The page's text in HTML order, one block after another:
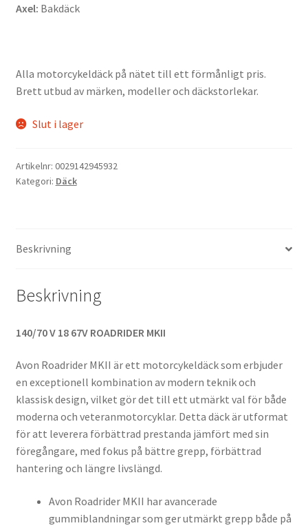
Axel: Bakdäck
Alla motorcykeldäck på nätet till ett förmånligt pris.
Brett utbud av märken, modeller och däckstorlekar.
Slut i lager
Artikelnr: 0029142945932
Kategori: Däck
Beskrivning
Beskrivning
140/70 V 18 67V ROADRIDER MKII
Avon Roadrider MKII är ett motorcykeldäck som erbjuder
en exceptionell kombination av modern teknik och
klassisk design, vilket gör det till ett utmärkt val för både
moderna och veteranmotorcyklar. Detta däck är utformat
för att leverera förbättrad prestanda jämfört med sin
föregångare, med fokus på bättre grepp, förbättrad
hantering och längre livslängd.
Avon Roadrider MKII har avancerade
gummiblandningar som ger utmärkt grepp både på